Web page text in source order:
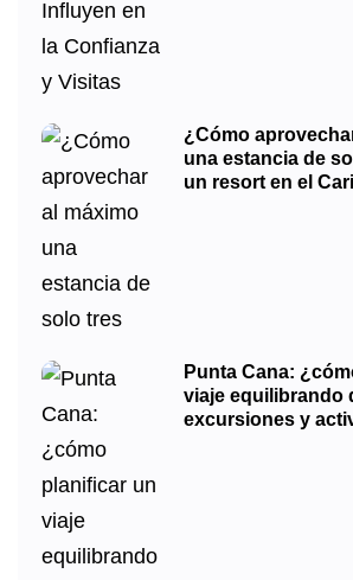
¿Cómo
una estancia de
un resort en el
Punta Cana:
viaje equilibrando
excursiones y